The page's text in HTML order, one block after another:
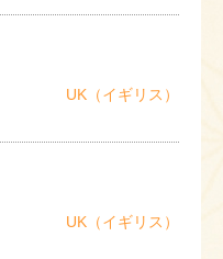
UK（イギリス）
UK（イギリス）